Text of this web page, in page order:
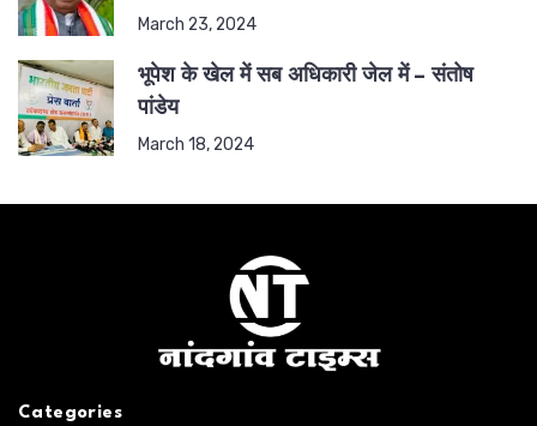
March 23, 2024
भूपेश के खेल में सब अधिकारी जेल में – संतोष
पांडेय
March 18, 2024
Categories